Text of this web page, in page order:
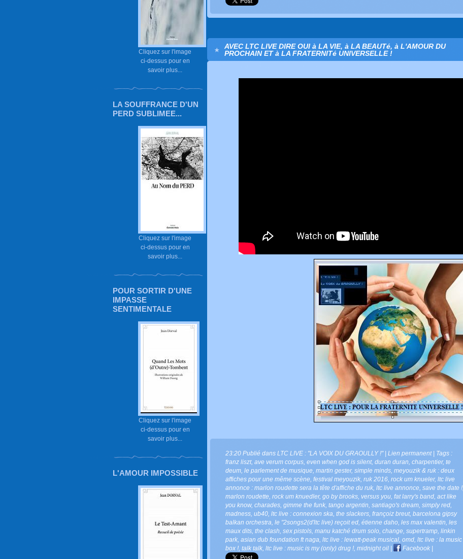
Cliquez sur l'image
ci-dessus pour en
savoir plus...
LA SOUFFRANCE D'UN
PERD SUBLIMEE...
Cliquez sur l'image
ci-dessus pour en
savoir plus...
POUR SORTIR D'UNE
IMPASSE
SENTIMENTALE
Cliquez sur l'image
ci-dessus pour en
savoir plus...
L'AMOUR IMPOSSIBLE
AVEC LTC LIVE DIRE OUI à LA VIE, à LA BEAUTé, à L'AMOUR DU
PROCHAIN ET à LA FRATERNITé UNIVERSELLE !
23:20 Publié dans LTC LIVE : "LA VOIX DU GRAOULLY !"| Lien permanent| Tags :
franz liszt, ave verum corpus even when god is silent, duran duran charpentier, te
deum le parlement de musique martin gester, simple minds meyouzik & ruk : deux
affiches pour une même scène festival meyouzik ruk 2016 rock um knueler, ltc live
annonce : marlon roudette sera la tête d'affiche du ruk ltc live annonce save the date !
marlon roudette rock um knuedler, go by brooks versus you fat larry's band act like
you know, charades gimme the funk tango argentin santiago's dream simply red
madness ub40 ltc live : connexion ska the slackers françoiz breut, barcelona gipsy
balkan orchestra le "2songs2(d'ltc live) reçoit ed étienne daho les max valentin les
maux dits the clash sex pistols manu katché drum solo change supertramp linkin
park asian dub foundation ft naga ltc live : lewatt-peak musical omd ltc live : la music
box ! talk talk ltc live : music is my (only) drug ! midnight oil | Facebook |